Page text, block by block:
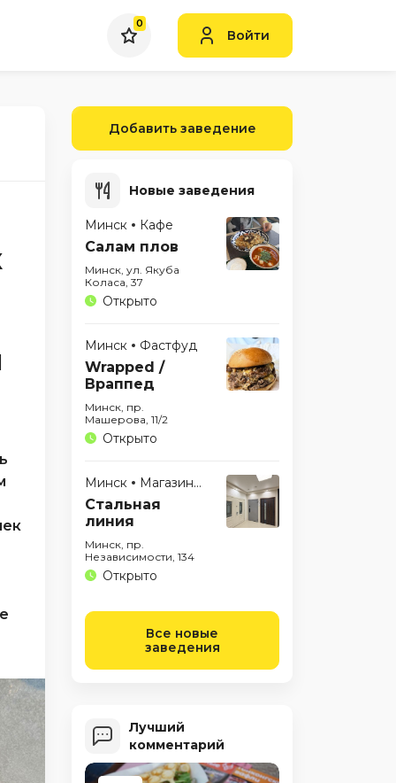
0
Войти
Добавить заведение
Новые заведения
Минск Кафе
Салам плов
Минск, ул. Якуба
Коласа, 37
Открыто
Минск Фастфуд
Wrapped /
Враппед
Минск, пр.
Машерова, 11/2
Открыто
Минск Магазины
Стальная
линия
Минск, пр.
Независимости, 134
Открыто
Все новые
заведения
Лучший
комментарий